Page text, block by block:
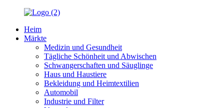
Heim
Märkte
Medizin und Gesundheit
Tägliche Schönheit und Abwischen
Schwangerschaften und Säuglinge
Haus und Haustiere
Bekleidung und Heimtextilien
Automobil
Industrie und Filter